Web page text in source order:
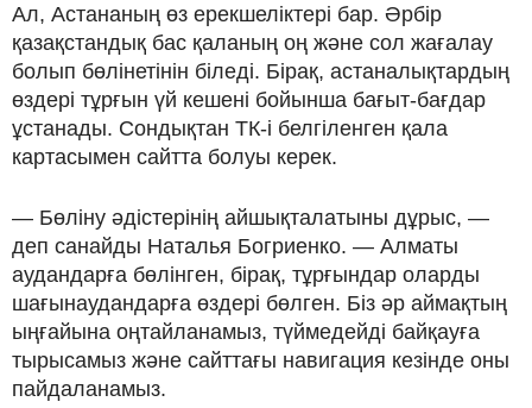
Ал, Астананың өз ерекшеліктері бар. Әрбір
қазақстандық бас қаланың оң және сол жағалау
болып бөлінетінін біледі. Бірақ, астаналықтардың
өздері тұрғын үй кешені бойынша бағыт-бағдар
ұстанады. Сондықтан ТК-і белгіленген қала
картасымен сайтта болуы керек.
— Бөліну әдістерінің айшықталатыны дұрыс, —
деп санайды Наталья Богриенко. — Алматы
аудандарға бөлінген, бірақ, тұрғындар оларды
шағынаудандарға өздері бөлген. Біз әр аймақтың
ыңғайына оңтайланамыз, түймедейді байқауға
тырысамыз және сайттағы навигация кезінде оны
пайдаланамыз.